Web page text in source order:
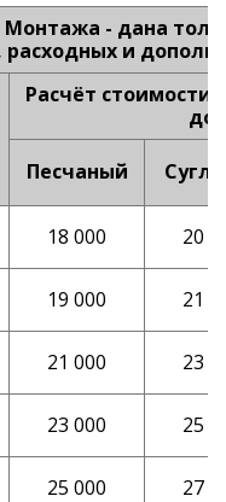
- дана
расходных и
Расчёт стоимости
Песчаный
18 000
20
19 000
21
21 000
23
23 000
25
25 000
27